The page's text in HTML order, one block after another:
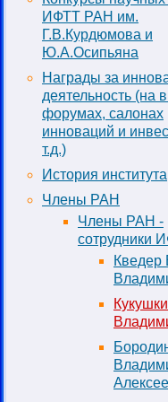
ИФТТ РАН им.
Г.В.Курдюмова и
Ю.А.Осипьяна
Награды за
деятельность (на
форумах, салонах
инноваций и
т.д.)
История института
Члены РАН
Члены РАН -
сотрудники
Кведер